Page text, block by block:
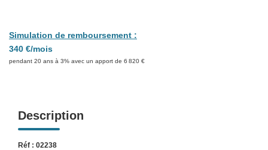
Simulation de remboursement :
340 €/mois
pendant 20 ans à 3% avec un apport de 6 820 €
Description
Réf : 02238